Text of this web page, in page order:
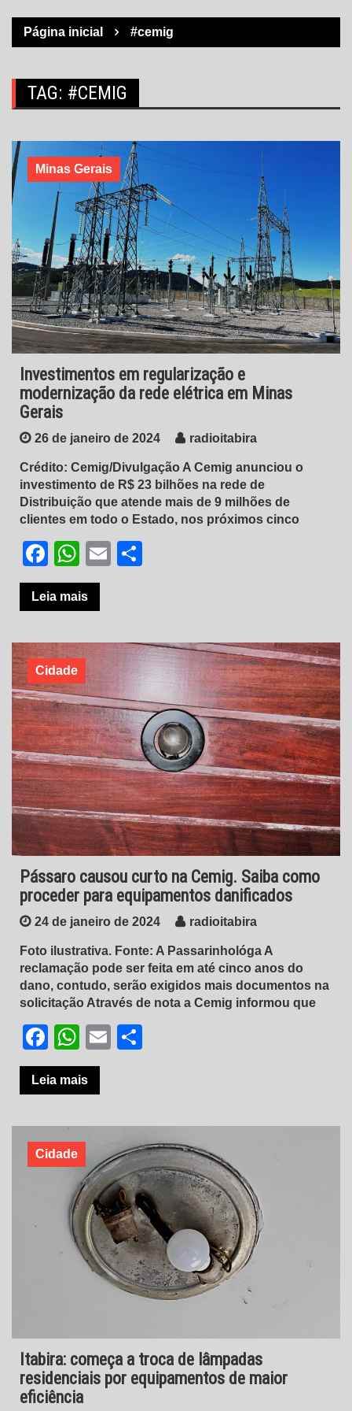
Página inicial #cemig
TAG: #CEMIG
Minas Gerais
Investimentos em regularização e
modernização da rede elétrica em Minas
Gerais
26 de janeiro de 2024 radioitabira
Crédito: Cemig/Divulgação A Cemig anunciou o
investimento de R$ 23 bilhões na rede de
Distribuição que atende mais de 9 milhões de
clientes em todo o Estado, nos próximos cinco
Facebook
WhatsApp
Email
Leia mais
Cidade
Pássaro causou curto na Cemig. Saiba como
proceder para equipamentos danificados
24 de janeiro de 2024 radioitabira
Foto ilustrativa. Fonte: A Passarinhológa A
reclamação pode ser feita em até cinco anos do
dano, contudo, serão exigidos mais documentos na
solicitação Através de nota a Cemig informou que
Facebook
WhatsApp
Email
Leia mais
Cidade
Itabira: começa a troca de lâmpadas
residenciais por equipamentos de maior
eficiência